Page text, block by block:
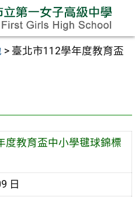
> 臺北市112學年度教育盃
度教育盃中小學毽球錦標
日